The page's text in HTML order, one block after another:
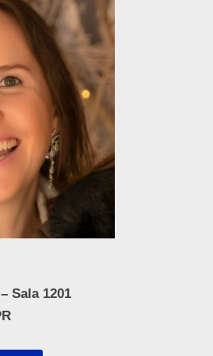
Sala 1201